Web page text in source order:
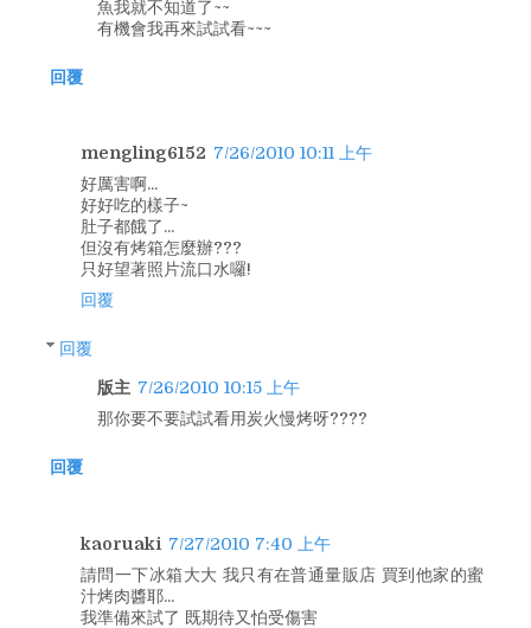
魚我就不知道了~~
有機會我再來試試看~~~
回覆
mengling6152 7/26/2010 10:11 上午
好厲害啊...
好好吃的樣子~
肚子都餓了...
但沒有烤箱怎麼辦???
只好望著照片流口水囉!
回覆
回覆
版主 7/26/2010 10:15 上午
那你要不要試試看用炭火慢烤呀????
回覆
kaoruaki 7/27/2010 7:40 上午
請問一下冰箱大大 我只有在普通量販店 買到他家的蜜
汁烤肉醬耶...
我準備來試了 既期待又怕受傷害